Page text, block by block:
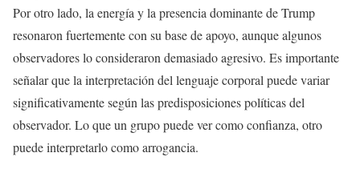
Por otro lado, la energía y la presencia dominante de Trump
resonaron fuertemente con su base de apoyo, aunque algunos
observadores lo consideraron demasiado agresivo. Es importante
señalar que la interpretación del lenguaje corporal puede variar
significativamente según las predisposiciones políticas del
observador. Lo que un grupo puede ver como confianza, otro
puede interpretarlo como arrogancia.